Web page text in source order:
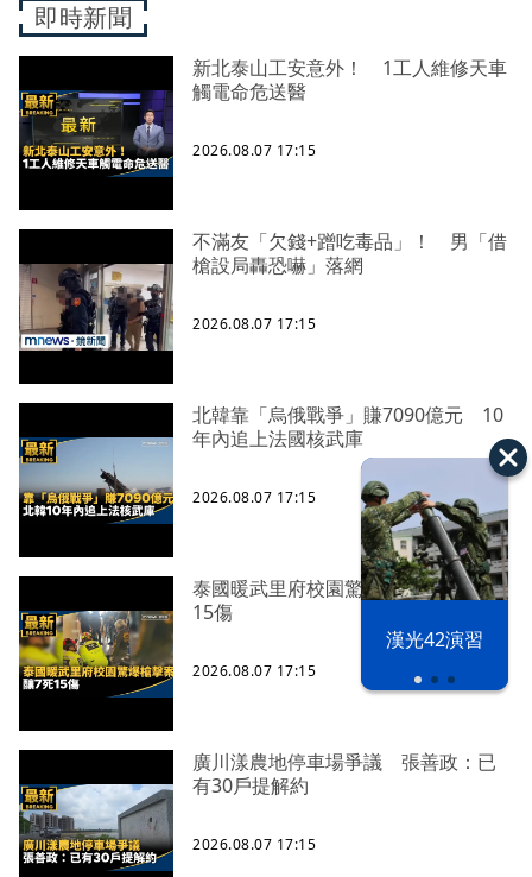
漢光42演習
即時新聞
新北泰山工安意外！ 1工人維修天車
觸電命危送醫
2026.08.07 17:15
不滿友「欠錢+蹭吃毒品」！ 男「借
槍設局轟恐嚇」落網
2026.08.07 17:15
北韓靠「烏俄戰爭」賺7090億元 10
年內追上法國核武庫
2026.08.07 17:15
泰國暖武里府校園驚爆槍擊案 釀7死
15傷
2026.08.07 17:15
廣川漾農地停車場爭議 張善政：已
有30戶提解約
2026.08.07 17:15